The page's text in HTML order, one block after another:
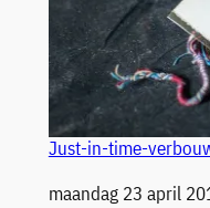
Just-in-time-
Datum
maandag 23 april